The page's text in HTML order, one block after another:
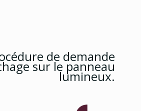
de demande
sur le panneau
lumineux.